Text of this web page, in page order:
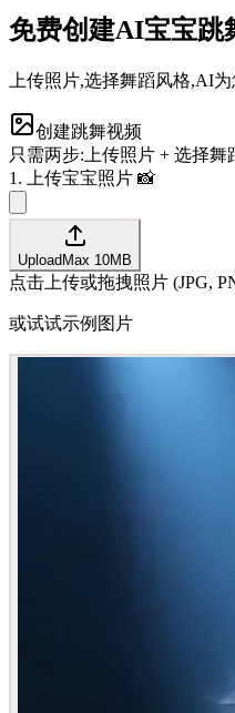
免费创建AI宝宝跳
上传照片,选择舞蹈风格,AI
创建跳舞视频
只需两步:上传照片 + 选择舞
1. 上传宝宝照片 📸
UploadMax 10MB
点击上传或拖拽照片 (JPG,
或试试示例图片